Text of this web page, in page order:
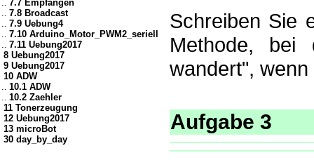
.. 7.7 Empfangen
.. 7.8 Broadcast
.. 7.9 Uebung4
.. 7.10 Arduino_Motor_PWM2_seriell
.. 7.11 Uebung2017
8 Uebung2017
9 Uebung2017
10 ADW
.. 10.1 ADW
.. 10.2 Zaehler
11 Tonerzeugung
12 Uebung2017
13 microBot
30 day_by_day
Schreiben Sie
Methode, bei
wandert",
Aufgabe 3